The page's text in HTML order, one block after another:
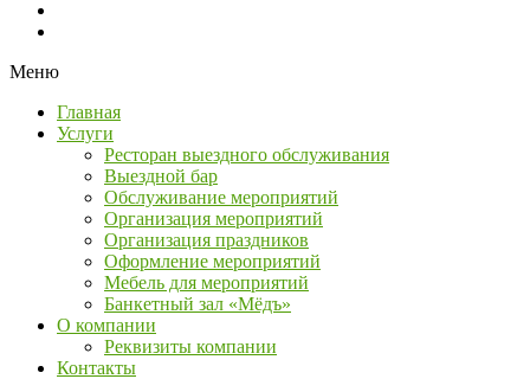
Меню
Главная
Услуги
Ресторан выездного обслуживания
Выездной бар
Обслуживание мероприятий
Организация мероприятий
Организация праздников
Оформление мероприятий
Мебель для мероприятий
Банкетный зал «Мёдъ»
О компании
Реквизиты компании
Контакты